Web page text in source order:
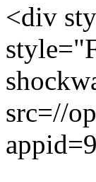
<div
src=//